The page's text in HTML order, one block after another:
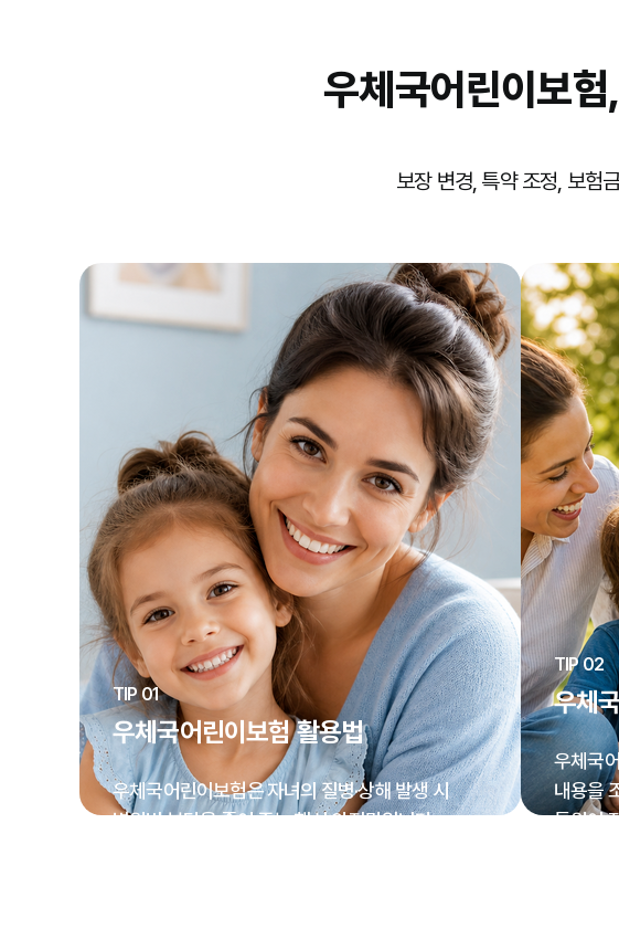
우체국어린이보
보장 변경, 특약 조정, 보험
TIP 01
우체국어린이보험 활용법
우체국어린이보험은 자녀의 질병·상해 발생 시
병원비 부담을 줄여 주는 핵심 안전망입니다.
TIP 02
우체
우체국
내용을
통원이